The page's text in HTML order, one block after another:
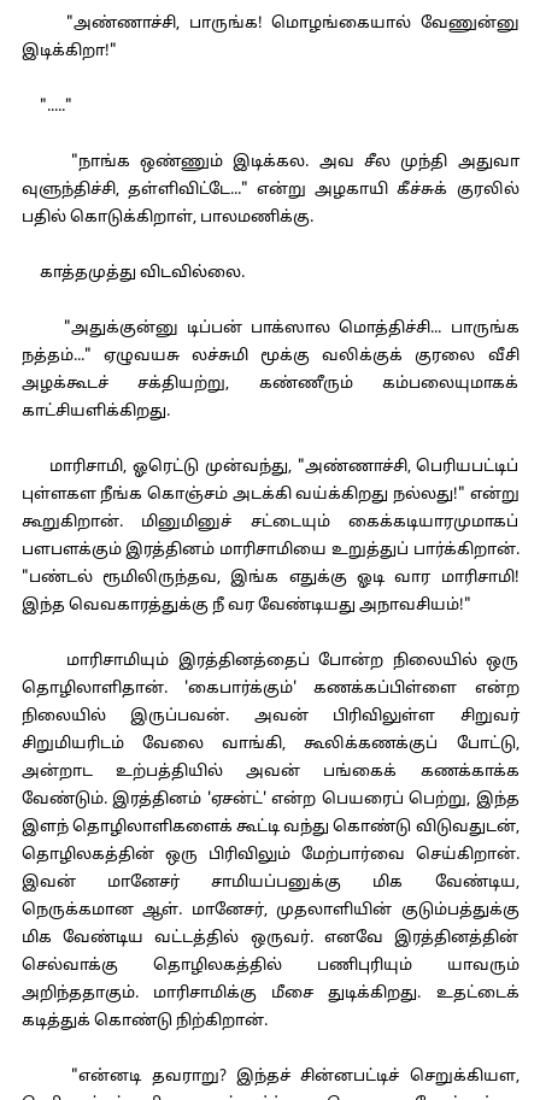
"அண்ணாச்சி, பாருங்க! மொழங்கையால் வேணுன்னு
இடிக்கிறா!"
"....."
"நாங்க ஒண்ணும் இடிக்கல. அவ சீல முந்தி அதுவா
வுளுந்திச்சி, தள்ளிவிட்டே..." என்று அழகாயி கீச்சுக் குரலில்
பதில் கொடுக்கிறாள், பாலமணிக்கு.
காத்தமுத்து விடவில்லை.
"அதுக்குன்னு டிப்பன் பாக்ஸால மொத்திச்சி... பாருங்க
நத்தம்..." ஏழுவயசு லச்சுமி மூக்கு வலிக்குக் குரலை வீசி
அழக்கூடச் சக்தியற்று, கண்ணீரும் கம்பலையுமாகக்
காட்சியளிக்கிறது.
மாரிசாமி, ஓரெட்டு முன்வந்து, "அண்ணாச்சி, பெரியபட்டிப்
புள்ளகள நீங்க கொஞ்சம் அடக்கி வய்க்கிறது நல்லது!" என்று
கூறுகிறான். மினுமினுச் சட்டையும் கைக்கடியாரமுமாகப்
பளபளக்கும் இரத்தினம் மாரிசாமியை உறுத்துப் பார்க்கிறான்.
"பண்டல் ரூமிலிருந்தவ, இங்க எதுக்கு ஓடி வார மாரிசாமி!
இந்த வெவகாரத்துக்கு நீ வர வேண்டியது அநாவசியம்!"
மாரிசாமியும் இரத்தினத்தைப் போன்ற நிலையில் ஒரு
தொழிலாளிதான். 'கைபார்க்கும்' கணக்கப்பிள்ளை என்ற
நிலையில் இருப்பவன். அவன் பிரிவிலுள்ள சிறுவர்
சிறுமியரிடம் வேலை வாங்கி, கூலிக்கணக்குப் போட்டு,
அன்றாட உற்பத்தியில் அவன் பங்கைக் கணக்காக்க
வேண்டும். இரத்தினம் 'ஏசன்ட்' என்ற பெயரைப் பெற்று, இந்த
இளந் தொழிலாளிகளைக் கூட்டி வந்து கொண்டு விடுவதுடன்,
தொழிலகத்தின் ஒரு பிரிவிலும் மேற்பார்வை செய்கிறான்.
இவன் மானேசர் சாமியப்பனுக்கு மிக வேண்டிய,
நெருக்கமான ஆள். மானேசர், முதலாளியின் குடும்பத்துக்கு
மிக வேண்டிய வட்டத்தில் ஒருவர். எனவே இரத்தினத்தின்
செல்வாக்கு தொழிலகத்தில் பணிபுரியும் யாவரும்
அறிந்ததாகும். மாரிசாமிக்கு மீசை துடிக்கிறது. உதட்டைக்
கடித்துக் கொண்டு நிற்கிறான்.
"என்னடி தவராறு? இந்தச் சின்னபட்டிச் செறுக்கியள,